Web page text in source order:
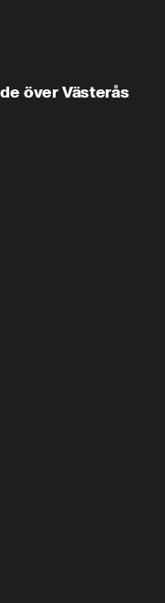
över Västerås